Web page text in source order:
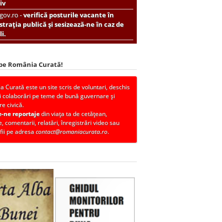
-verifică posturile vacante în
publică și sesizează-ne în caz de
România Curată!
Curată este un site scris de voluntari, deschis
colaborări pe teme de bună guvernare și
civică.
ne reportajedin viața ta de cetățean,
comentarii, relatări, înregistrări video sau
pe adresacontact@romaniacurata.ro.